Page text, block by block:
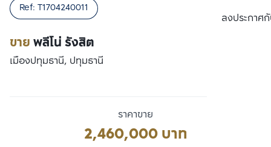
ลงประกาศกั
ขายพลีโน่ รังสิต
Ref: T1704240011
เมืองปทุมธานี, ปทุมธานี
ราคาขาย
2,460,000 บาท
เปรียบเทียบ